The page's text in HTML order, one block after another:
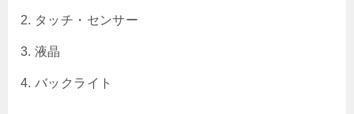
タッチ・センサー
液晶
バックライト